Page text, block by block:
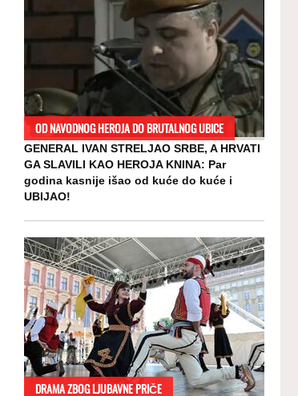
OD NAVODNOG HEROJA DO BRUTALNOG UBICE
GENERAL IVAN STRELJAO SRBE, A HRVATI
GA SLAVILI KAO HEROJA KNINA: Par
godina kasnije išao od kuće do kuće i
UBIJAO!
DRAMA ZBOG LJUBAVNE PRIČE